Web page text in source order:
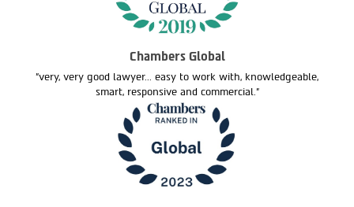
Chambers Global
"very, very good lawyer... easy to work with, knowledgeable,
smart, responsive and commercial."